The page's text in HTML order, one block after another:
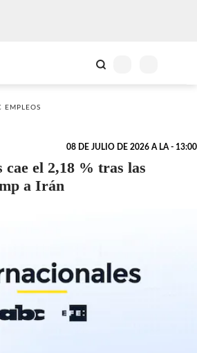
EMPLEOS
08 DE JULIO DE 2026 A LA - 13:00
el 2,18 % tras las
a Irán